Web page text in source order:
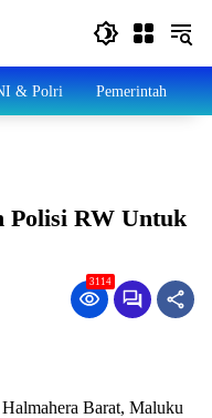
& Polri Pemerintah
Polisi RW Untuk
3114
Barat, Maluku